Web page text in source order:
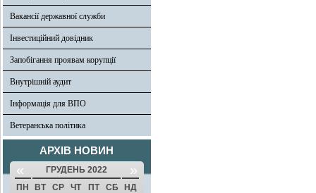
Вакансії державної служби
Інвестиційний довідник
Запобігання проявам корупції
Внутрішній аудит
Інформація для ВПО
Ветеранська політика
АРХІВ НОВИН
« ГРУДЕНЬ 2022 »
ПН ВТ СР ЧТ ПТ СБ
НД